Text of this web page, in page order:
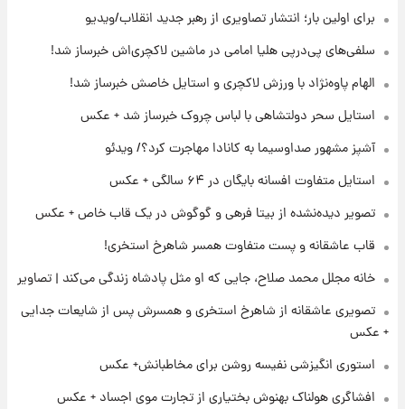
۲۱ ساعت پیش
لحظه برخورد رعد و برق به ساختمان مرکز تجارت
جهانی در آمریکا + فیلم
۲۱ ساعت پیش
برای اولین بار؛ انتشار تصاویری از رهبر جدید
انقلاب/ویدیو
تصاویر عمامه بستن به شیوه خاتمی/ویدیو
برای اولین بار؛ انتشار تصاویری از رهبر جدید انقلاب/ویدیو
سلفی‌های پی‌درپی هلیا امامی در ماشین لاکچری‌اش خبرساز شد!
الهام پاوه‌نژاد با ورزش لاکچری و استایل خاصش خبرساز شد!
استایل سحر دولتشاهی با لباس چروک خبرساز شد + عکس
آشپز مشهور صداوسیما به کانادا مهاجرت کرد؟/ ویدئو
استایل متفاوت افسانه بایگان در ۶۴ سالگی + عکس
تصویر دیده‌نشده از بیتا فرهی و گوگوش در یک قاب خاص + عکس
قاب عاشقانه و پست متفاوت همسر شاهرخ استخری!
خانه مجلل محمد صلاح، جایی که او مثل پادشاه زندگی می‌کند | تصاویر
تصویری عاشقانه از شاهرخ استخری و همسرش پس از شایعات جدایی
+ عکس
استوری انگیزشی نفیسه روشن برای مخاطبانش+ عکس
افشاگری هولناک بهنوش بختیاری از تجارت موی اجساد + عکس